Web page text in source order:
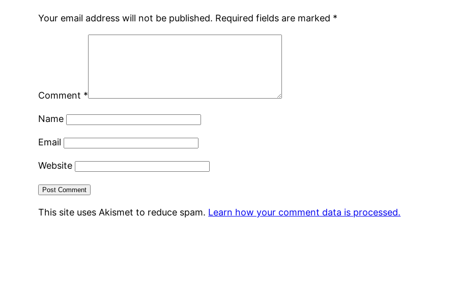
Your email address will not be published. Required fields are marked *
Comment *
Name
Email
Website
This site uses Akismet to reduce spam. Learn how your comment data is processed.